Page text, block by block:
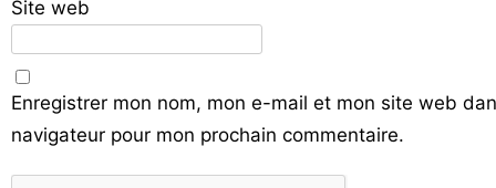
Site web
Enregistrer mon nom, mon e-mail et mon site web
navigateur pour mon prochain commentaire.